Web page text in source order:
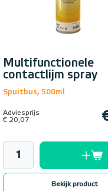
Multifunctionele
contactlijm spray
Spuitbus, 500ml
Adviesprijs
€ 20,07
Bekijk product